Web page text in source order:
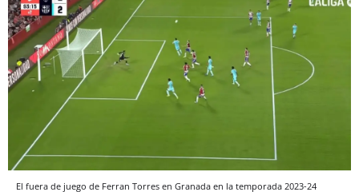
El fuera de juego de Ferran Torres en Granada en la temporada 2023-24